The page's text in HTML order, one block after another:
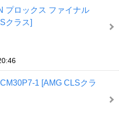
プロックス ファイナル
クラス]
1 [AMG CLSクラ